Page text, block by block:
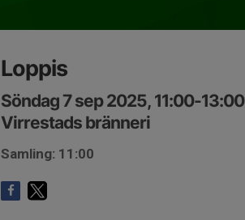
Loppis
Söndag 7 sep 2025, 11:00-13:00
Virrestads bränneri
Samling: 11:00